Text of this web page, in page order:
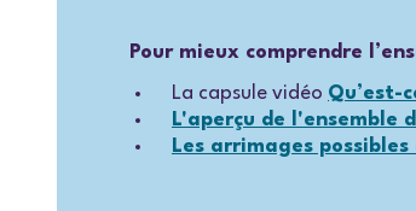
Pour mieux comprendre
La capsule vidéo Qu’est-
L'aperçu de l'ensemble
Les arrimages